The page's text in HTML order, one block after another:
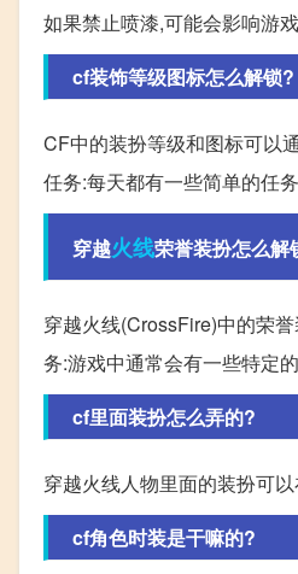
如果禁止喷漆,可能会影响游戏
cf装饰等级图标怎么解锁?
CF中的装扮等级和图标可以
任务:每天都有一些简单的任务,
穿越火线荣誉装扮怎么解
穿越火线(CrossFire)中的荣
务:游戏中通常会有一些特定的
cf里面装扮怎么弄的?
穿越火线人物里面的装扮可
cf角色时装是干嘛的?